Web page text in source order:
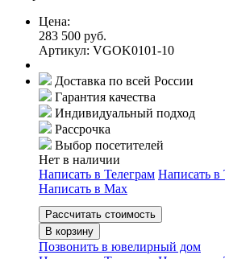
Цена:
283 500 руб.
Артикул: VGOK0101-10
Доставка по всей России
Гарантия качества
Индивидуальный подход
Рассрочка
Выбор посетителей
Нет в наличии
Написать в Телеграм Написать в
Написать в Мах
Рассчитать стоимость
В корзину
Позвонить в ювелирный дом